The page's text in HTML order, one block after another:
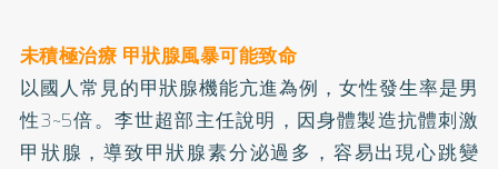
未積極治療 甲狀腺風暴可能致命
以國人常見的甲狀腺機能亢進為例，女性發生率是男
性3~5倍。李世超部主任說明，因身體製造抗體刺激
甲狀腺，導致甲狀腺素分泌過多，容易出現心跳變